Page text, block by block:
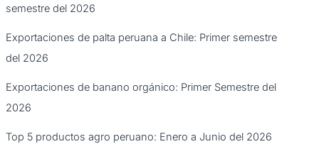
semestre del 2026
Exportaciones de palta peruana a Chile: Primer semestre
del 2026
Exportaciones de banano orgánico: Primer Semestre del
2026
Top 5 productos agro peruano: Enero a Junio del 2026